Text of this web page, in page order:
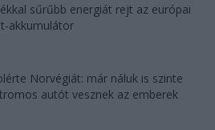
sűrűbb energiát rejt az európai
akkumulátor
Norvégiát: már náluk is szinte
autót vesznek az emberek